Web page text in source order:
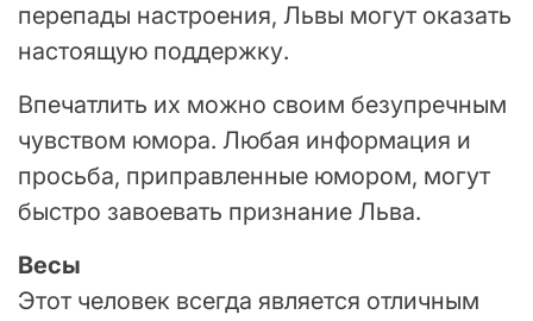
перепады настроения, Львы могут оказать
настоящую поддержку.
Впечатлить их можно своим безупречным
чувством юмора. Любая информация и
просьба, приправленные юмором, могут
быстро завоевать признание Льва.
Весы
Этот человек всегда является отличным